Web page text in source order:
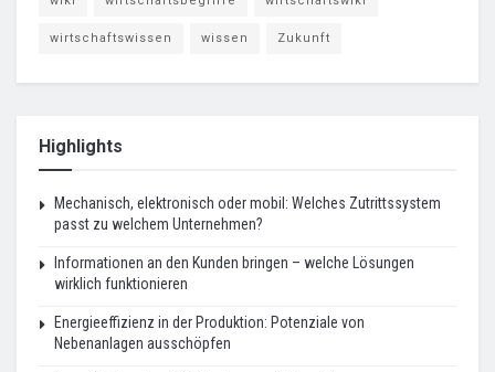
wirtschaftswissen wissen Zukunft
Highlights
Mechanisch, elektronisch oder mobil: Welches Zutrittssystem
passt zu welchem Unternehmen?
Informationen an den Kunden bringen – welche Lösungen
wirklich funktionieren
Energieeffizienz in der Produktion: Potenziale von
Nebenanlagen ausschöpfen